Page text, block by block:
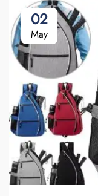
02
May